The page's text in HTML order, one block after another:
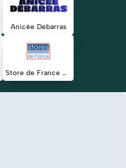
Anicée Debarras
Store de France Chambéry